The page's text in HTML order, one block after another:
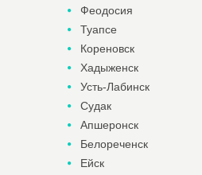
Феодосия
Туапсе
Кореновск
Хадыженск
Усть-Лабинск
Судак
Апшеронск
Белореченск
Ейск